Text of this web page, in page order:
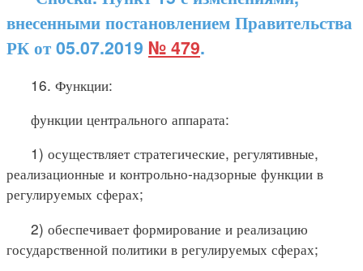
внесенными постановлением Правительства
РК от 05.07.2019 № 479.
16. Функции:
функции центрального аппарата:
1) осуществляет стратегические, регулятивные,
реализационные и контрольно-надзорные функции в
регулируемых сферах;
2) обеспечивает формирование и реализацию
государственной политики в регулируемых сферах;